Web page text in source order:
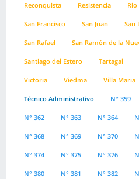
Reconquista Resistencia
San Francisco San Juan San
San Rafael San Ramón de la
Santiago del Estero Tartagal
Victoria Viedma Villa Maria
Técnico Administrativo N° 359
N° 362 N° 363 N° 364
N° 368 N° 369 N° 370
N° 374 N° 375 N° 376
N° 380 N° 381 N° 382